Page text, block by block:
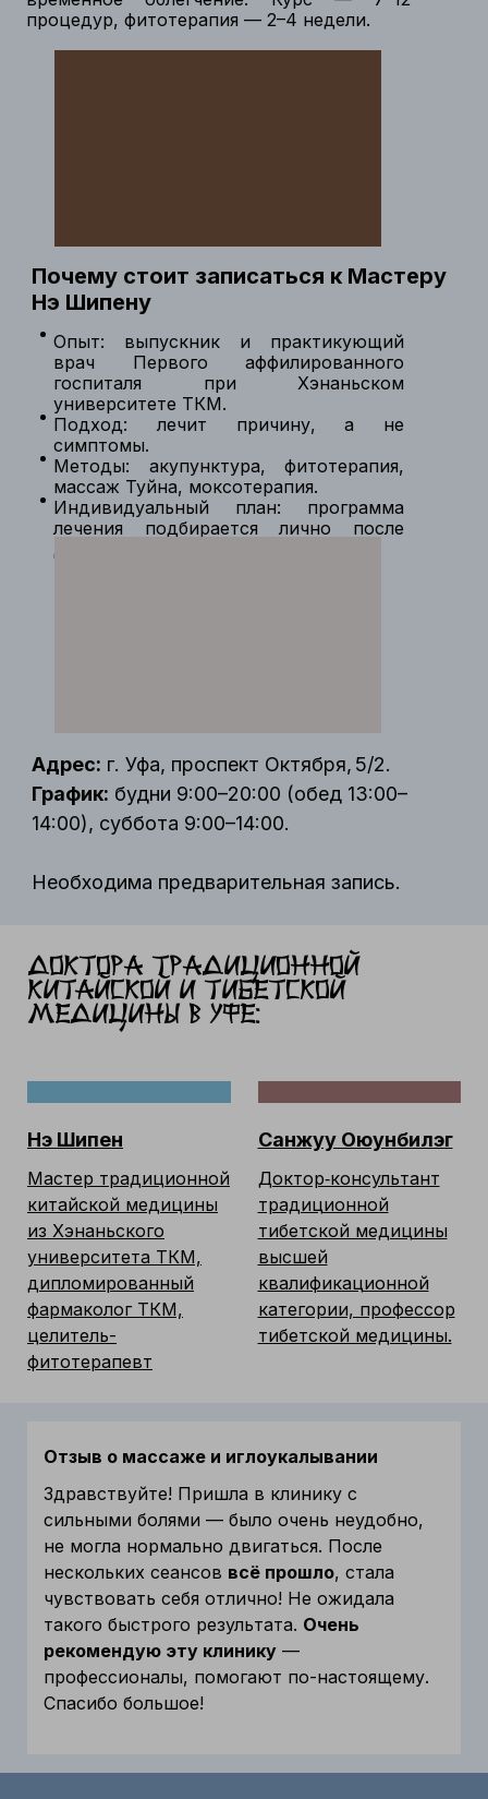
Адрес: г. Уфа, проспект Октября, 5/2.
График: будни 9:00–20:00 (обед 13:00–
14:00), суббота 9:00–14:00.
Необходима предварительная запись.
Опыт: выпускник и практикующий
врач Первого аффилированного
госпиталя при Хэнаньском
университете ТКМ.
Подход: лечит причину, а не
симптомы.
Методы: акупунктура, фитотерапия,
массаж Туйна, моксотерапия.
Индивидуальный план: программа
лечения подбирается лично после
диагностики.
процедур, фитотерапия — 2–4 недели.
Почему стоит записаться к Мастеру
Нэ Шипену
Доктора традиционной
Китайской и тибетской
медицины в Уфе:
Нэ Шипен
Мастер традиционной
китайской медицины
из Хэнаньского
университета ТКМ,
дипломированный
фармаколог ТКМ,
целитель-
фитотерапевт
Санжуу Оюунбилэг
Доктор‑консультант
традиционной
тибетской медицины
высшей
квалификационной
категории, профессор
тибетской медицины.
Отзыв о массаже и иглоукалывании
Здравствуйте! Пришла в клинику с
сильными болями — было очень неудобно,
не могла нормально двигаться. После
нескольких сеансов всё прошло, стала
чувствовать себя отлично! Не ожидала
такого быстрого результата. Очень
рекомендую эту клинику —
профессионалы, помогают по-настоящему.
Спасибо большое!